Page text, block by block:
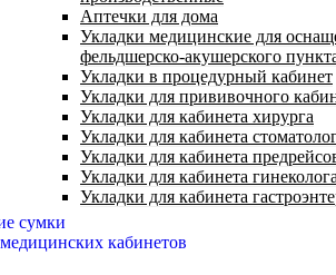
Аптечки для дома
Укладки медицинские для
фельдшерско-акушерского
Укладки в процедурный кабинет
Укладки для прививочного
Укладки для кабинета хирурга
Укладки для кабинета
Укладки для кабинета
Укладки для кабинета
Укладки для кабинета
сумки
кабинетов